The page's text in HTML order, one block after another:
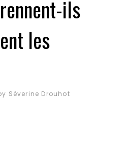
ils
les
Séverine Drouhot